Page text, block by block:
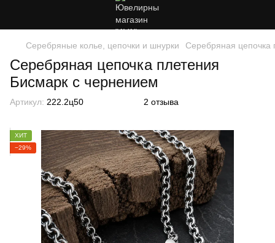
Серебряные колье, цепочки и шнурки Серебряная цепочка
Серебряная цепочка плетения
Бисмарк с чернением
Артикул: 222.2ц50 2 отзыва
ХИТ
−29%